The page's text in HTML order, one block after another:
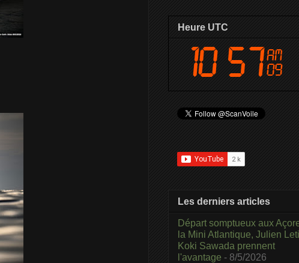
Heure UTC
Les derniers articles
Départ somptueux aux
la Mini Atlantique, Julien
Koki Sawada prennent
l'avantage - 8/5/2026